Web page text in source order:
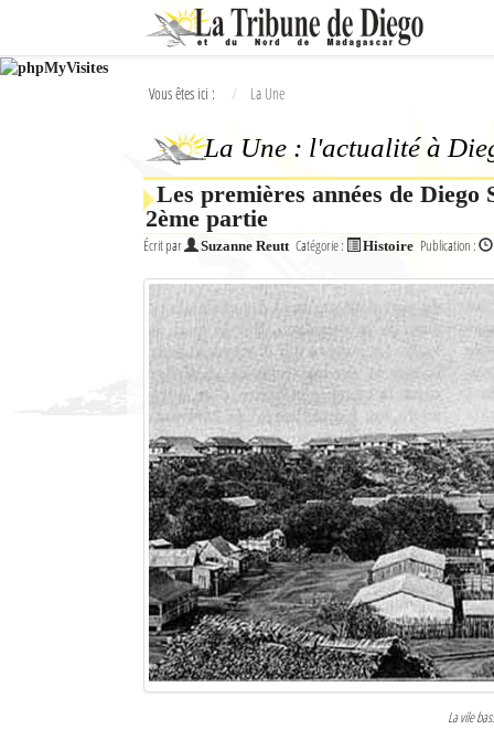
Ok
L'actualité à Diego Suarez
Le Nord de Madagascar
Vous êtes ici : La Une
La Une : l'actualité à
Les premières années de
2ème partie
Écrit par Suzanne Reutt Catégorie : Histoire Publication :
La vile